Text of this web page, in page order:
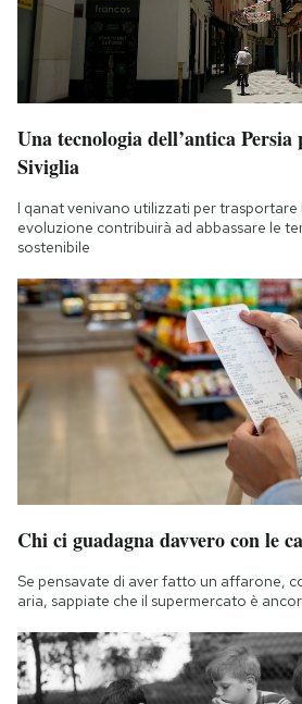
Una tecnologia dell’antica
Siviglia
I qanat venivano utilizzati per
evoluzione contribuirà ad abbassare le
sostenibile
Chi ci guadagna davvero con le
Se pensavate di aver fatto un affarone,
aria, sappiate che il supermercato è